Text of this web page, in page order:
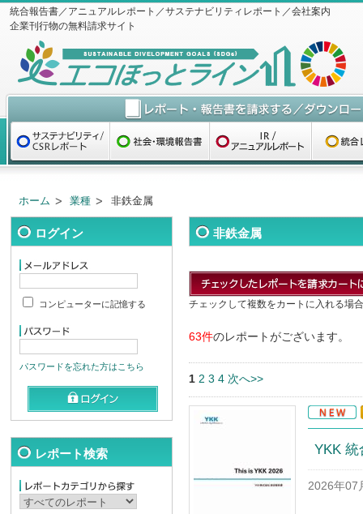
統合報告書／アニュアルレポート／サステナビリティレポート／会社案内
企業刊行物の無料請求サイト
ホーム 業種 非鉄金属
ログイン
コンピューターに記憶する
パスワードを忘れた方はこちら
レポート検索
非鉄金属
チェックして複数をカートに入れる場
63件のレポートがございます。
1 2 3 4 次へ>>
YKK 統
2026年07